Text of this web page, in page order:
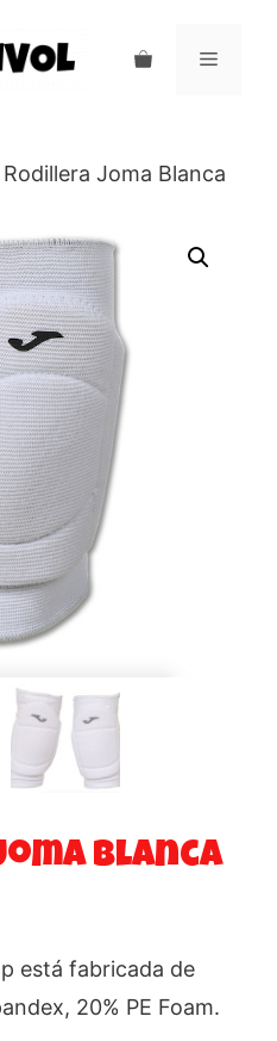
Menú
Joma Blanca
Blanca
está fabricada de
20% PE Foam.